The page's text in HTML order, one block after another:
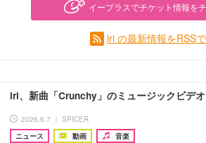
イープラスでチケット情報を
iri の最新情報をRSS
iri、新曲「Crunchy」のミュージックビデ
2026.6.7 ｜ SPICER
ニュース
動画 音楽